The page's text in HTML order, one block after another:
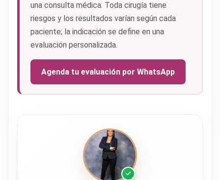
una consulta médica. Toda cirugía tiene
riesgos y los resultados varían según cada
paciente; la indicación se define en una
evaluación personalizada.
Agenda tu evaluación por WhatsApp